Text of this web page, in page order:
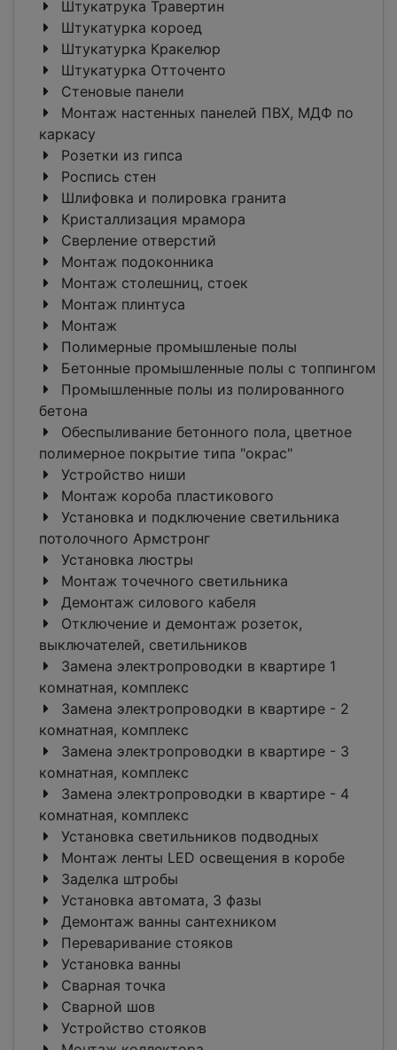
Штукатрука Травертин
Штукатурка короед
Штукатурка Кракелюр
Штукатурка Отточенто
Стеновые панели
Монтаж настенных панелей ПВХ, МДФ по
каркасу
Розетки из гипса
Роспись стен
Шлифовка и полировка гранита
Кристаллизация мрамора
Сверление отверстий
Монтаж подоконника
Монтаж столешниц, стоек
Монтаж плинтуса
Монтаж
Полимерные промышленые полы
Бетонные промышленные полы с топпингом
Промышленные полы из полированного
бетона
Обеспыливание бетонного пола, цветное
полимерное покрытие типа "окрас"
Устройство ниши
Монтаж короба пластикового
Установка и подключение светильника
потолочного Армстронг
Установка люстры
Монтаж точечного светильника
Демонтаж силового кабеля
Отключение и демонтаж розеток,
выключателей, светильников
Замена электропроводки в квартире 1
комнатная, комплекс
Замена электропроводки в квартире - 2
комнатная, комплекс
Замена электропроводки в квартире - 3
комнатная, комплекс
Замена электропроводки в квартире - 4
комнатная, комплекс
Установка светильников подводных
Монтаж ленты LED освещения в коробе
Заделка штробы
Установка автомата, 3 фазы
Демонтаж ванны сантехником
Переваривание стояков
Установка ванны
Сварная точка
Сварной шов
Устройство стояков